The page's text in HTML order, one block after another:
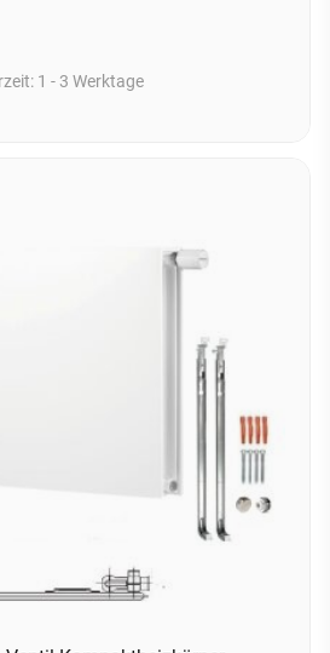
1 - 3 Werktage